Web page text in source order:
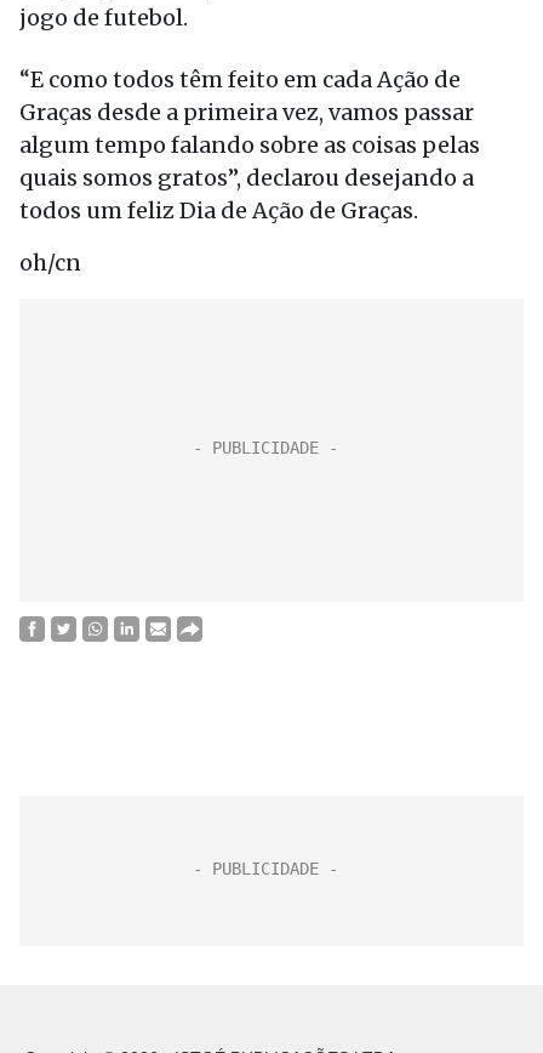
jogo de futebol.
“E como todos têm feito em cada Ação de
Graças desde a primeira vez, vamos passar
algum tempo falando sobre as coisas pelas
quais somos gratos”, declarou desejando a
todos um feliz Dia de Ação de Graças.
oh/cn